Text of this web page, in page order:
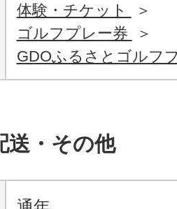
体験・チケット
ゴルフプレー券
GDOふるさとゴルフ
送・その他